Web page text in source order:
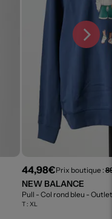
44,98€Prix boutique :
NEW BALANCE
Pull - Col rond bleu - Outlet
T : XL